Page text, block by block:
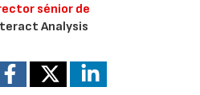
sénior de
Analysis